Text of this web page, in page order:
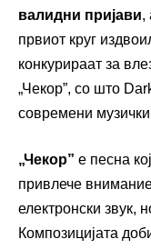
валидни пријави,
првиот круг
конкурираат за
„Чекор”, со што
современи
„Чекор” е песна
привлече
електронски звук,
Композицијата